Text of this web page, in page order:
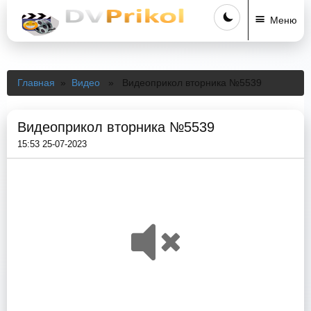
Меню
Главная » Видео » Видеоприкол вторника №5539
Видеоприкол вторника №5539
15:53 25-07-2023